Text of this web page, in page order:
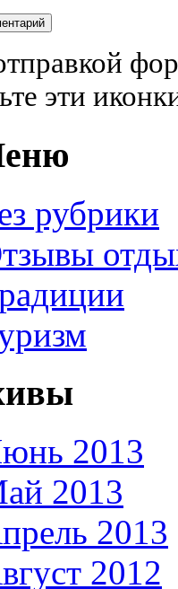
эти
рубрики
2013
2013
2013
2012